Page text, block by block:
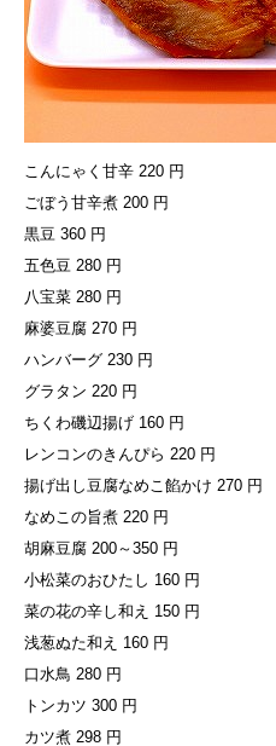
こんにゃく甘辛 220 円
ごぼう甘辛煮 200 円
黒豆 360 円
五色豆 280 円
八宝菜 280 円
麻婆豆腐 270 円
ハンバーグ 230 円
グラタン 220 円
ちくわ磯辺揚げ 160 円
レンコンのきんぴら 220 円
揚げ出し豆腐なめこ餡かけ 270 円
なめこの旨煮 220 円
胡麻豆腐 200～350 円
小松菜のおひたし 160 円
菜の花の辛し和え 150 円
浅葱ぬた和え 160 円
口水鳥 280 円
トンカツ 300 円
カツ煮 298 円